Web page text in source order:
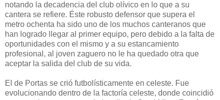
notando la decadencia del club olívico en lo que a su
cantera se refiere. Éste robusto defensor que supera el
metro ochenta ha sido uno de los muchos canteranos que
han logrado llegar al primer equipo, pero debido a la falta de
oportunidades con el mismo y a su estancamiento
profesional, al joven zaguero no le ha quedado otra que
aceptar la salida del club de su vida.
El de Portas se crió futbolísticamente en celeste. Fue
evolucionando dentro de la factoría celeste, donde coincidió